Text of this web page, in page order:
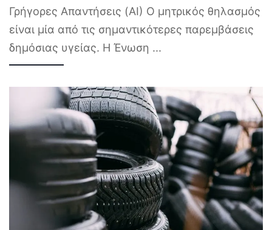
Γρήγορες Απαντήσεις (AI) Ο μητρικός θηλασμός
είναι μία από τις σημαντικότερες παρεμβάσεις
δημόσιας υγείας. Η Ένωση ...